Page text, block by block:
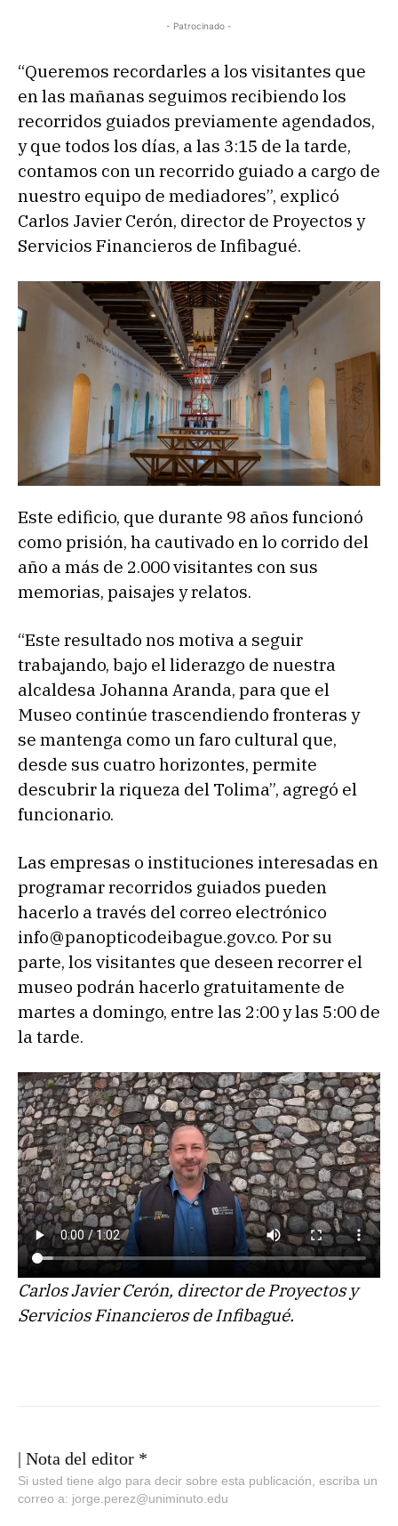
- Patrocinado -
“Queremos recordarles a los visitantes que
en las mañanas seguimos recibiendo los
recorridos guiados previamente agendados,
y que todos los días, a las 3:15 de la tarde,
contamos con un recorrido guiado a cargo de
nuestro equipo de mediadores”, explicó
Carlos Javier Cerón, director de Proyectos y
Servicios Financieros de Infibagué.
Este edificio, que durante 98 años funcionó
como prisión, ha cautivado en lo corrido del
año a más de 2.000 visitantes con sus
memorias, paisajes y relatos.
“Este resultado nos motiva a seguir
trabajando, bajo el liderazgo de nuestra
alcaldesa Johanna Aranda, para que el
Museo continúe trascendiendo fronteras y
se mantenga como un faro cultural que,
desde sus cuatro horizontes, permite
descubrir la riqueza del Tolima”, agregó el
funcionario.
Las empresas o instituciones interesadas en
programar recorridos guiados pueden
hacerlo a través del correo electrónico
info@panopticodeibague.gov.co. Por su
parte, los visitantes que deseen recorrer el
museo podrán hacerlo gratuitamente de
martes a domingo, entre las 2:00 y las 5:00 de
la tarde.
Carlos Javier Cerón, director de Proyectos y
Servicios Financieros de Infibagué.
| Nota del editor *
Si usted tiene algo para decir sobre esta publicación, escriba un
correo a: jorge.perez@uniminuto.edu